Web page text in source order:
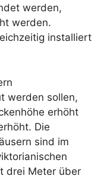
werden,
werden.
installiert
werden sollen,
erhöht
Die
sind im
drei Meter über